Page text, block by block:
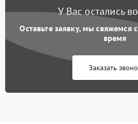
Неисправность зарядного
питания
2000 ₽
неисправности кулера
У Вас остались
Оставьте заявку, мы
время
Заказать